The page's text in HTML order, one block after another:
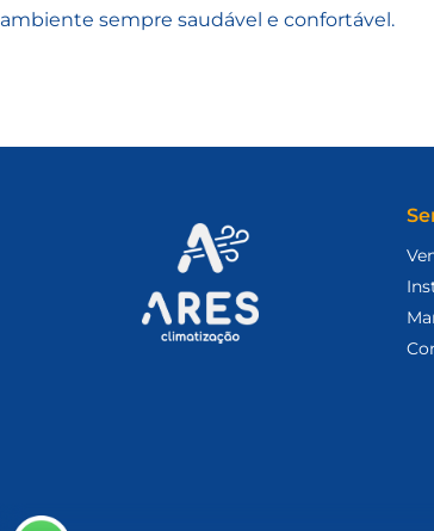
ambiente sempre saudável e confortável.